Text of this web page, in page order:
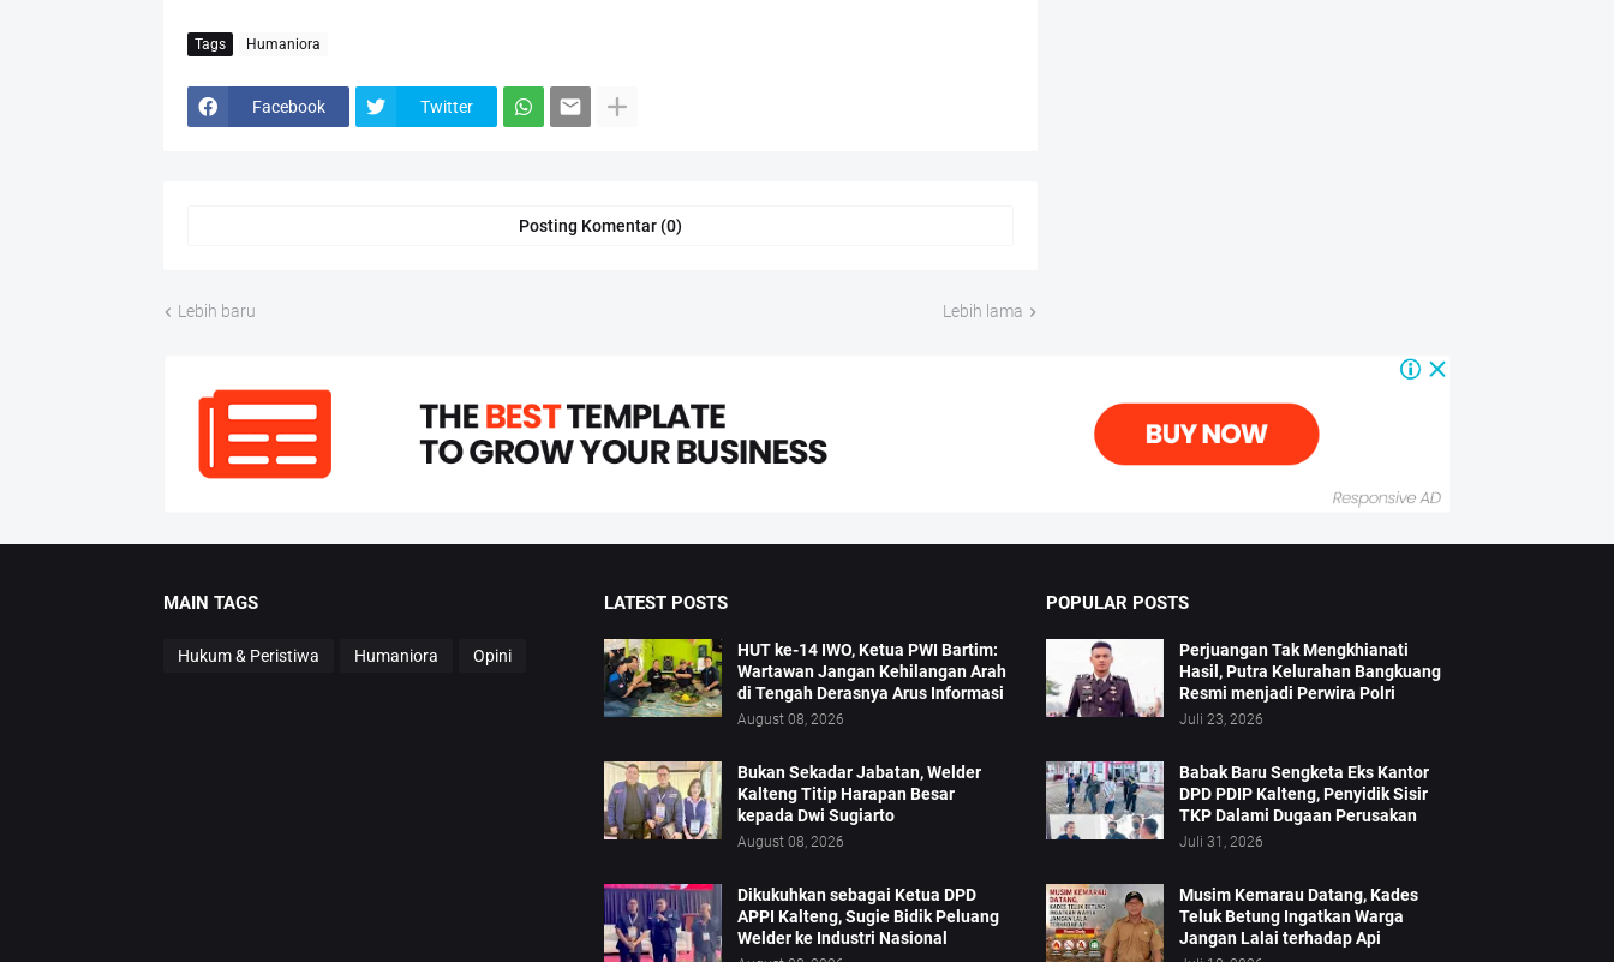
Tags Humaniora
Facebook Twitter
Posting Komentar (0)
Lebih baru Lebih lama
MAIN TAGS
Hukum & Peristiwa Humaniora Opini
LATEST POSTS
HUT ke-14 IWO, Ketua PWI Bartim:
Wartawan Jangan Kehilangan Arah
di Tengah Derasnya Arus Informasi
August 08, 2026
Bukan Sekadar Jabatan, Welder
Kalteng Titip Harapan Besar
kepada Dwi Sugiarto
August 08, 2026
Dikukuhkan sebagai Ketua DPD
APPI Kalteng, Sugie Bidik Peluang
Welder ke Industri Nasional
POPULAR POSTS
Perjuangan Tak Mengkhianati
Hasil, Putra Kelurahan Bangkuang
Resmi menjadi Perwira Polri
Juli 23, 2026
Babak Baru Sengketa Eks Kantor
DPD PDIP Kalteng, Penyidik Sisir
TKP Dalami Dugaan Perusakan
Juli 31, 2026
Musim Kemarau Datang, Kades
Teluk Betung Ingatkan Warga
Jangan Lalai terhadap Api